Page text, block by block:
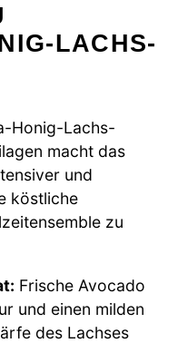
LACHS-
Honig-Lachs-
macht das
und
köstliche
zu
Frische Avocado
und einen milden
des Lachses